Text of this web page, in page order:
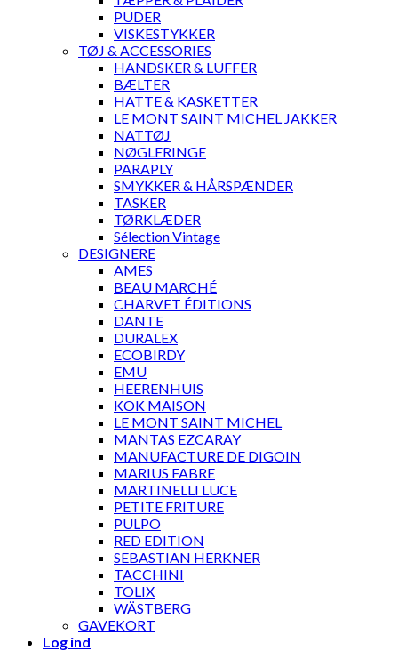
PUDER
VISKESTYKKER
TØJ & ACCESSORIES
HANDSKER & LUFFER
BÆLTER
HATTE & KASKETTER
LE MONT SAINT MICHEL JAKKER
NATTØJ
NØGLERINGE
PARAPLY
SMYKKER & HÅRSPÆNDER
TASKER
TØRKLÆDER
Sélection Vintage
DESIGNERE
AMES
BEAU MARCHÉ
CHARVET ÉDITIONS
DANTE
DURALEX
ECOBIRDY
EMU
HEERENHUIS
KOK MAISON
LE MONT SAINT MICHEL
MANTAS EZCARAY
MANUFACTURE DE DIGOIN
MARIUS FABRE
MARTINELLI LUCE
PETITE FRITURE
PULPO
RED EDITION
SEBASTIAN HERKNER
TACCHINI
TOLIX
WÄSTBERG
GAVEKORT
Log ind